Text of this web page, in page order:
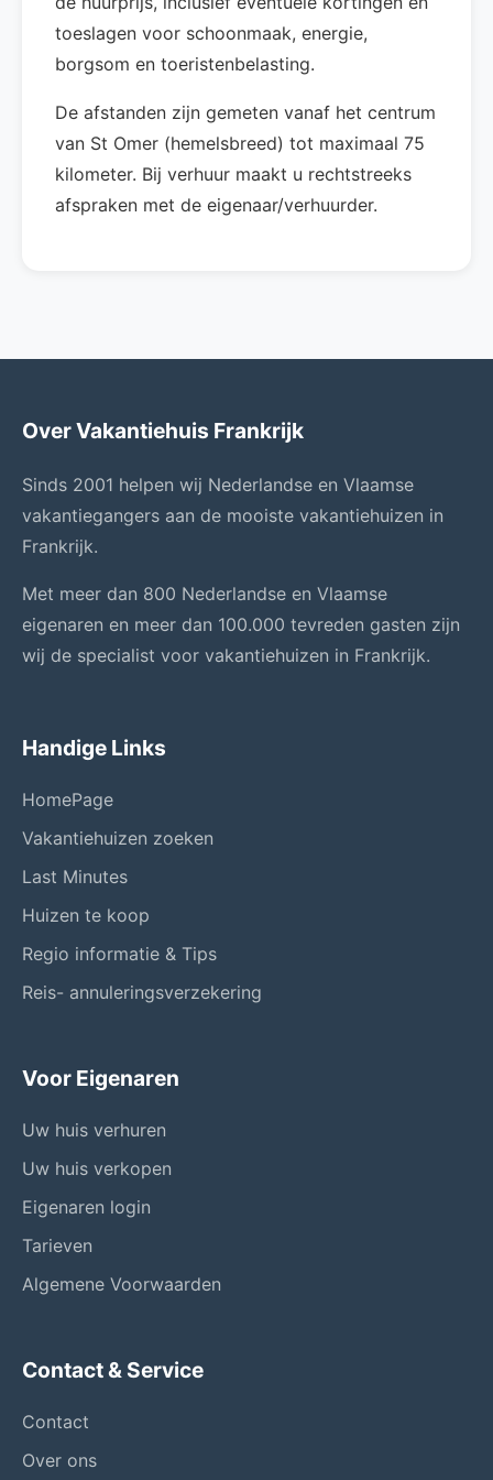
toeslagen voor schoonmaak, energie,
borgsom en toeristenbelasting.
De afstanden zijn gemeten vanaf het centrum
van St Omer (hemelsbreed) tot maximaal 75
kilometer. Bij verhuur maakt u rechtstreeks
afspraken met de eigenaar/verhuurder.
Over Vakantiehuis Frankrijk
Sinds 2001 helpen wij Nederlandse en Vlaamse
vakantiegangers aan de mooiste vakantiehuizen in
Frankrijk.
Met meer dan 800 Nederlandse en Vlaamse
eigenaren en meer dan 100.000 tevreden gasten zijn
wij de specialist voor vakantiehuizen in Frankrijk.
Handige Links
HomePage
Vakantiehuizen zoeken
Last Minutes
Huizen te koop
Regio informatie & Tips
Reis- annuleringsverzekering
Voor Eigenaren
Uw huis verhuren
Uw huis verkopen
Eigenaren login
Tarieven
Algemene Voorwaarden
Contact & Service
Contact
Over ons